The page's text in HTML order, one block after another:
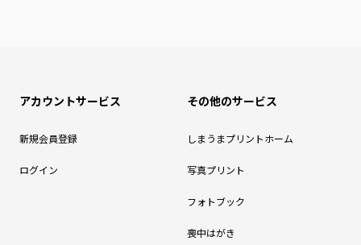
アカウントサービス
新規会員登録
ログイン
その他のサービス
しまうまプリントホーム
写真プリント
フォトブック
喪中はがき